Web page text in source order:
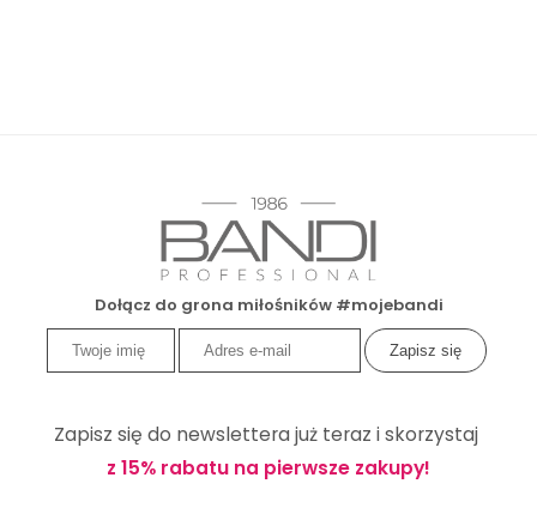
Dołącz do grona miłośników #mojebandi
Zapisz się do newslettera już teraz i skorzystaj
z 15% rabatu na pierwsze zakupy!